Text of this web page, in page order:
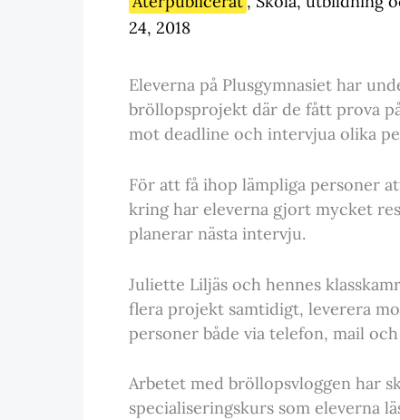
24, 2018
Eleverna på Plusgymnasiet har
bröllopsprojekt där de fått prova
mot deadline och intervjua olika
För att få ihop lämpliga personer
kring har eleverna gjort mycket
planerar nästa intervju.
Juliette Liljäs och hennes
flera projekt samtidigt, leverera
personer både via telefon, mail
Arbetet med bröllopsvloggen har
specialiseringskurs som eleverna